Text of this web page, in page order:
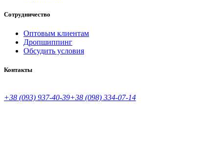
Сотрудничество
Оптовым клиентам
Дропшиппинг
Обсудить условия
Контакты
+38 (093) 937-40-39+38 (098) 334-07-14